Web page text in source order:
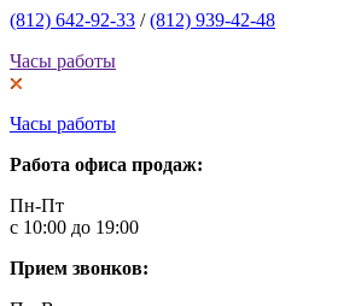
(812) 642-92-33 /(812) 939-42-48
Часы работы
Часы работы
Работа офиса продаж:
Пн-Пт
с 10:00 до 19:00
Прием звонков: